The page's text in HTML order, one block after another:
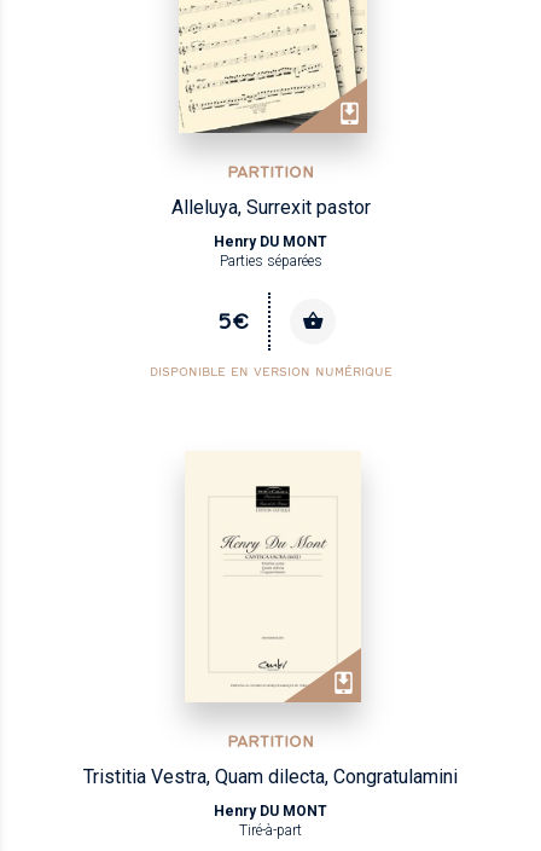
PARTITION
Alleluya, Surrexit pastor
Henry DU MONT
Parties séparées
5€
DISPONIBLE EN VERSION NUMÉRIQUE
PARTITION
Tristitia Vestra, Quam dilecta, Congratulamini
Henry DU MONT
Tiré-à-part